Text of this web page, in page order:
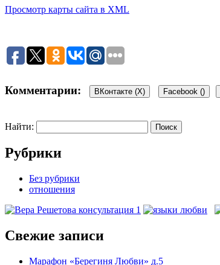
Просмотр карты сайта в XML
Комментарии: ВКонтакте (X) Facebook ()
Найти:
Рубрики
Без рубрики
отношения
Свежие записи
Марафон «Берегиня Любви» д.5